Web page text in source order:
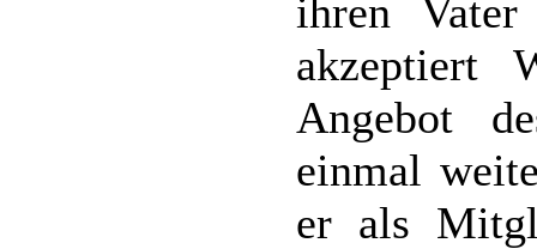
ihren
akzeptiert
Angebot
einmal
er als